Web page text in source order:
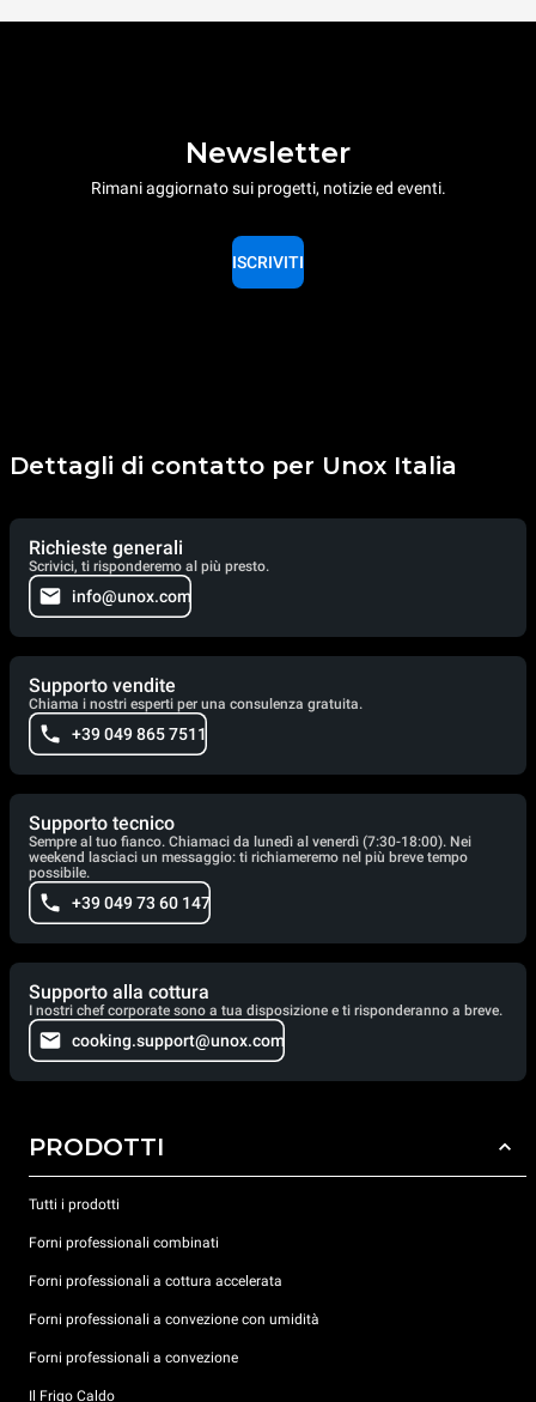
Newsletter
Rimani aggiornato sui progetti, notizie ed eventi.
ISCRIVITI
Dettagli di contatto per Unox Italia
Richieste generali
Scrivici, ti risponderemo al più presto.
info@unox.com
Supporto vendite
Chiama i nostri esperti per una consulenza gratuita.
+39 049 865 7511
Supporto tecnico
Sempre al tuo fianco. Chiamaci da lunedì al venerdì (7:30-18:00). Nei
weekend lasciaci un messaggio: ti richiameremo nel più breve tempo
possibile.
+39 049 73 60 147
Supporto alla cottura
I nostri chef corporate sono a tua disposizione e ti risponderanno a breve.
cooking.support@unox.com
PRODOTTI
Tutti i prodotti
Forni professionali combinati
Forni professionali a cottura accelerata
Forni professionali a convezione con umidità
Forni professionali a convezione
Il Frigo Caldo